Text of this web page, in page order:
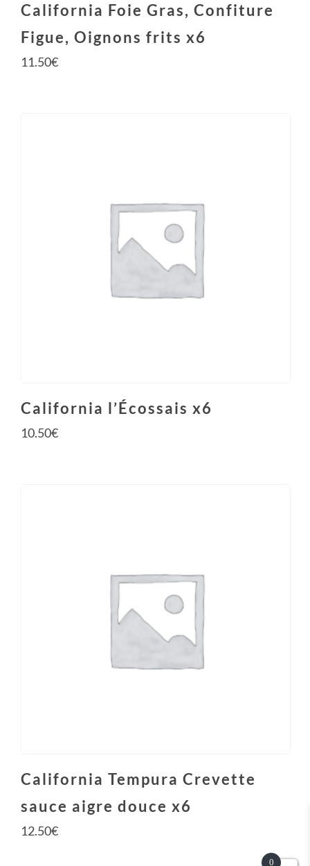
California Foie Gras, Confiture
Figue, Oignons frits x6
11.50€
California l’Écossais x6
10.50€
California Tempura Crevette
sauce aigre douce x6
12.50€
0